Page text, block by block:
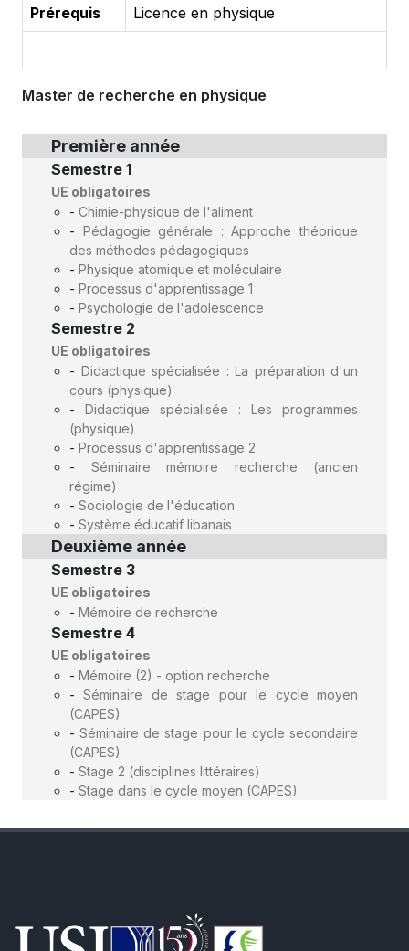
Prérequis Licence en physique
Master de recherche en physique
Première année
Semestre 1
UE obligatoires
- Chimie-physique de l'aliment
- Pédagogie générale : Approche théorique
des méthodes pédagogiques
- Physique atomique et moléculaire
- Processus d'apprentissage 1
- Psychologie de l'adolescence
Semestre 2
UE obligatoires
- Didactique spécialisée : La préparation d'un
cours (physique)
- Didactique spécialisée : Les programmes
(physique)
- Processus d'apprentissage 2
- Séminaire mémoire recherche (ancien
régime)
- Sociologie de l'éducation
- Système éducatif libanais
Deuxième année
Semestre 3
UE obligatoires
- Mémoire de recherche
Semestre 4
UE obligatoires
- Mémoire (2) - option recherche
-Séminaire de stage pour le cycle moyen
(CAPES)
-Séminaire de stage pour le cycle secondaire
(CAPES)
- Stage 2 (disciplines littéraires)
- Stage dans le cycle moyen (CAPES)